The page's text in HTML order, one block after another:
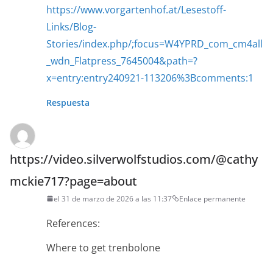
https://www.vorgartenhof.at/Lesestoff-
Links/Blog-
Stories/index.php/;focus=W4YPRD_com_cm4all
_wdn_Flatpress_7645004&path=?
x=entry:entry240921-113206%3Bcomments:1
Respuesta
https://video.silverwolfstudios.com/@cathy
mckie717?page=about
el 31 de marzo de 2026 a las 11:37 Enlace permanente
References:
Where to get trenbolone